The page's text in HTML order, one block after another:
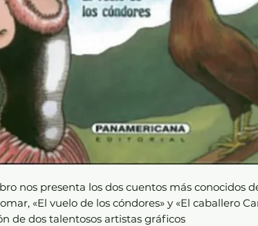
nos presenta los dos cuentos más conocidos
«El vuelo de los cóndores» y «El caballero
de dos talentosos artistas gráficos